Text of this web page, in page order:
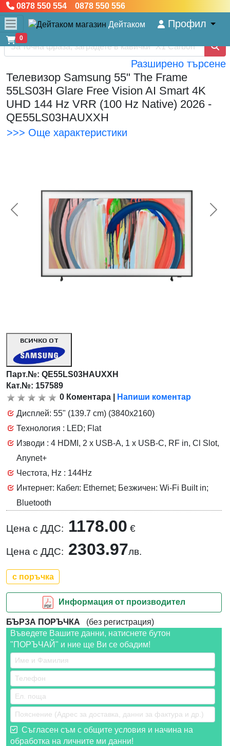
0878 550 554 0878 550 556
Дейтаком Профил
0
Разширено търсене
Телевизор Samsung 55" The Frame
55LS03H Glare Free Vision AI Smart 4K
UHD 144 Hz VRR (100 Hz Native) 2026 -
QE55LS03HAUXXH
>>> Още характеристики
<< Предишна
ВСИЧКО ОТ
Парт.№:QE55LS03HAUXXH
Кат.№: 157589
0 Коментара
Напиши коментар
Дисплей: 55" (139.7 cm) (3840x2160)
Технология : LED; Flat
Изводи : 4 HDMI, 2 x USB-A, 1 x USB-C, RF in, Cl Slot,
Anynet+
Честота, Hz : 144Hz
Интернет: Кабел: Ethernet; Безжичен: Wi-Fi Built in;
Bluetooth
Цена с ДДС: 1178.00 €
Цена с ДДС: 2303.97лв.
с поръчка
Информация от производител
БЪРЗА ПОРЪЧКА (без регистрация)
Въведете Вашите данни, натиснете бутон
"ПОРЪЧАЙ" и ние ще Ви се обадим!
Съгласен съм с общите условия и начина на
обработка на личните ми данни!